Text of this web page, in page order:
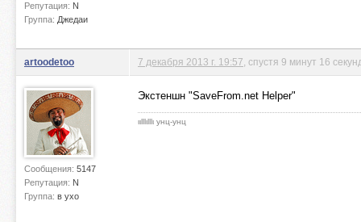
Репутация: N
Группа: Джедаи
artoodetoo
Сообщения: 5147
Репутация: N
Группа: в ухо
7 декабря 2013 г. 19:57 , спустя 9 минут 16
Экстеншн "SaveFrom.net Helper"
ιιlllιlllι унц-унц